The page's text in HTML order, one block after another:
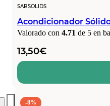
SABSOLIDS
Acondicionador
Valorado con 4.71 de 5 en
13,50€
-8%